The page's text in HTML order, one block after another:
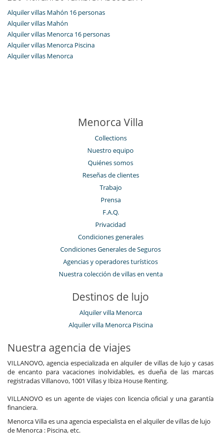
Alquiler villas Mahón 16 personas
Alquiler villas Mahón
Alquiler villas Menorca 16 personas
Alquiler villas Menorca Piscina
Alquiler villas Menorca
Menorca Villa
Collections
Nuestro equipo
Quiénes somos
Reseñas de clientes
Trabajo
Prensa
F.A.Q.
Privacidad
Condiciones generales
Condiciones Generales de Seguros
Agencias y operadores turísticos
Nuestra colección de villas en venta
Destinos de lujo
Alquiler villa Menorca
Alquiler villa Menorca Piscina
Nuestra agencia de viajes
VILLANOVO, agencia especializada en alquiler de villas de lujo y casas
de encanto para vacaciones inolvidables, es dueña de las marcas
registradas Villanovo, 1001 Villas y Ibiza House Renting.
VILLANOVO es un agente de viajes con licencia oficial y una garantía
financiera.
Menorca Villa es una agencia especialista en el alquiler de villas de lujo
de Menorca : Piscina, etc.